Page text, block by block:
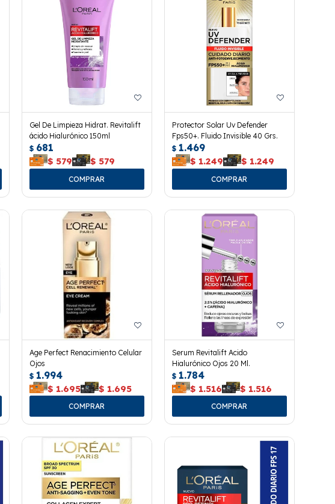
Gel De Limpieza Hidrat. Revitalift
ácido Hialurónico 150ml
$ 681
$ 579 $ 579
Protector Solar Uv Defender
Fps50+. Fluido Invisible 40 Grs.
$ 1.469
$ 1.249 $ 1.249
Age Perfect Renacimiento Celular
Ojos
$ 1.994
$ 1.695 $ 1.695
Serum Revitalift Acido
Hialurónico Ojos 20 Ml.
$ 1.784
$ 1.516 $ 1.516